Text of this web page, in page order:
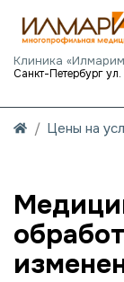
Клиника
Цены на